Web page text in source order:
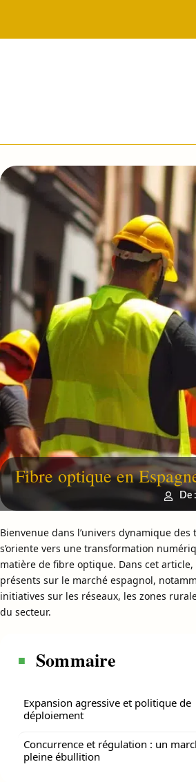
Fibre optique en
De
Bienvenue dans l’univers dynamique
s’oriente vers une transformation
matière de fibre optique. Dans cet
présents sur le marché espagnol,
initiatives sur les réseaux, les zones
du secteur.
Sommaire
Expansion agressive et politique de
déploiement
Concurrence et régulation : un
pleine ébullition